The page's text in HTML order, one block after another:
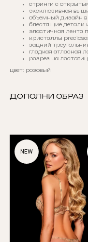
стринги с
эксклюзивная
объемный дизайн в
блестящие детали
эластичная лента
кристаллы
задний
гладкая атласная
разрез на
цвет: розовый
ДОПОЛНИ ОБРАЗ
NEW